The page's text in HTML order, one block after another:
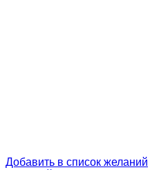
Добавить в список желаний